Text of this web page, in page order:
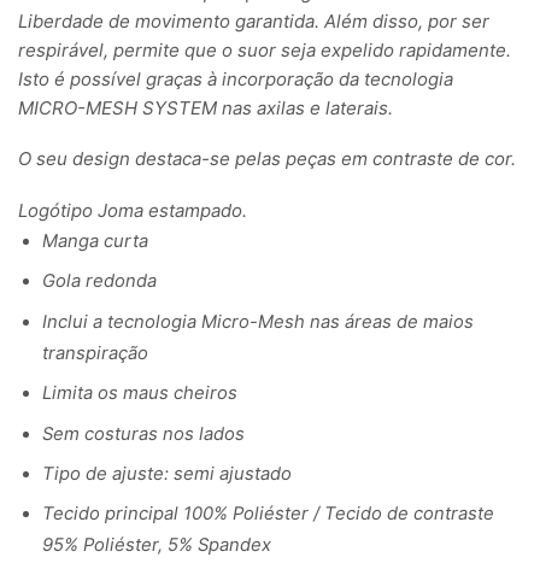
Liberdade de movimento garantida. Além disso, por ser
respirável, permite que o suor seja expelido rapidamente.
Isto é possível graças à incorporação da tecnologia
MICRO-MESH SYSTEM nas axilas e laterais.
O seu design destaca-se pelas peças em contraste de cor.
Logótipo Joma estampado.
Manga curta
Gola redonda
Inclui a tecnologia Micro-Mesh nas áreas de maios
transpiração
Limita os maus cheiros
Sem costuras nos lados
Tipo de ajuste: semi ajustado
Tecido principal 100% Poliéster / Tecido de contraste
95% Poliéster, 5% Spandex